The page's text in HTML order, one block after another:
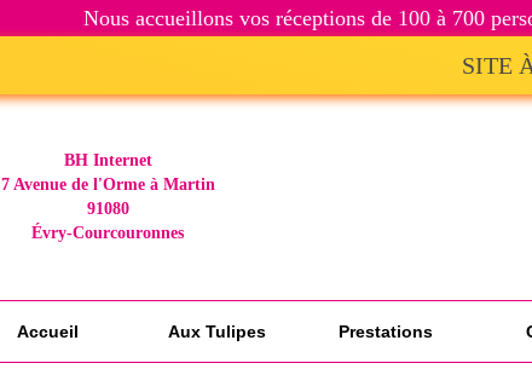
Nous accueillons vos réceptions de 100 à 700
SITE
BH Internet
7 Avenue de l'Orme à Martin
91080
Évry-Courcouronnes
Accueil Aux Tulipes Prestations